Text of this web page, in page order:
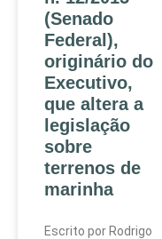
(Senado
Federal),
originário do
Executivo,
que altera a
legislação
sobre
terrenos de
marinha
Escrito por Rodrigo